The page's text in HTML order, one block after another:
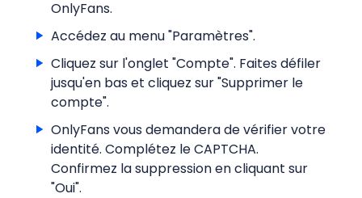
OnlyFans.
Accédez au menu "Paramètres".
Cliquez sur l'onglet "Compte". Faites défiler
jusqu'en bas et cliquez sur "Supprimer le
compte".
OnlyFans vous demandera de vérifier votre
identité. Complétez le CAPTCHA.
Confirmez la suppression en cliquant sur
"Oui".